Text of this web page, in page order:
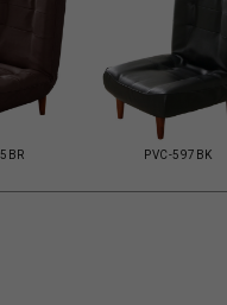
PVC-597BK